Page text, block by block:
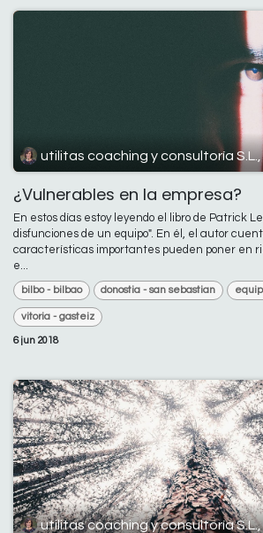
utilitas coaching y consultoría
¿Vulnerables en la empresa?
En estos días estoy leyendo el libro de Patrick
disfunciones de un equipo". En él, el autor
características importantes pueden poner en
e...
bilbo - bilbao donostia - san sebastian
vitoria - gasteiz
6 jun 2018
utilitas coaching y consultoría